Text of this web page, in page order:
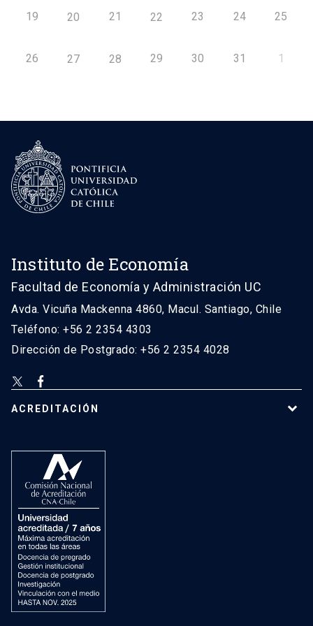
19 20 21 22 23 24 25
26 27 28 29 30 31 1
Instituto de Economía
Facultad de Economía y Administración UC
Avda. Vicuña Mackenna 4860, Macul. Santiago, Chile
Teléfono: +56 2 2354 4303
Dirección de Postgrado: +56 2 2354 4028
ACREDITACIÓN